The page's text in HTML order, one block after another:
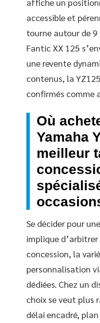
accessible et
tourne autour de
Fantic XX 125
une revente
contenus, la
confirmés comme
Où
Yamaha
meilleur
Se décider pour une
implique
concession, la
personnalisation
dédiées. Chez un
choix se veut plus
délai encadré,